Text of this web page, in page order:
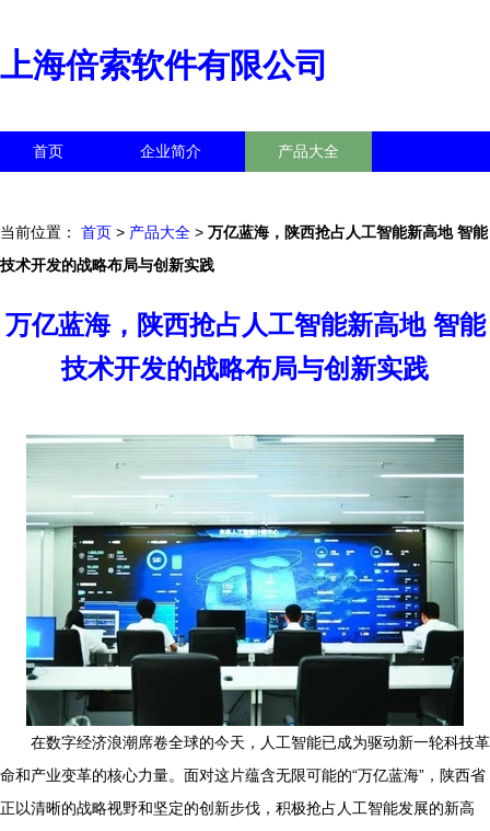
上海倍索软件有限公司
首页 企业简介 产品大全
当前位置： 首页 > 产品大全 > 万亿蓝海，陕西抢占人工智能新高地 智能
技术开发的战略布局与创新实践
万亿蓝海，陕西抢占人工智能新高地 智能
技术开发的战略布局与创新实践
在数字经济浪潮席卷全球的今天，人工智能已成为驱动新一轮科技革
命和产业变革的核心力量。面对这片蕴含无限可能的“万亿蓝海”，陕西省
正以清晰的战略视野和坚定的创新步伐，积极抢占人工智能发展的新高